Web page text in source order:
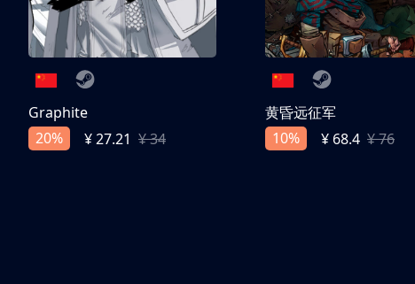
Graphite
20%
¥ 27.21 ¥ 34
黄昏远征军
10%
¥ 68.4 ¥ 76